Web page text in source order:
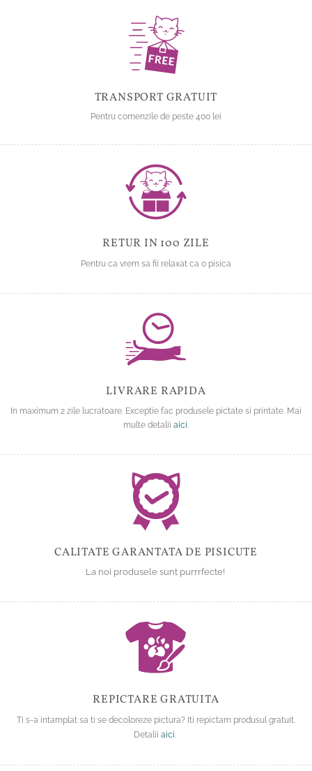
fi
alese
în
pagina
TRANSPORT GRATUIT
Pentru comenzile de peste 400 lei
RETUR IN 100 ZILE
Pentru ca vrem sa fii relaxat ca o pisica
LIVRARE RAPIDA
In maximum 2 zile lucratoare. Exceptie fac produsele pictate si printate. Mai
multe detalii aici.
CALITATE GARANTATA DE PISICUTE
La noi produsele sunt purrrfecte!
REPICTARE GRATUITA
Ti s-a intamplat sa ti se decoloreze pictura? Iti repictam produsul gratuit.
Detalii aici.